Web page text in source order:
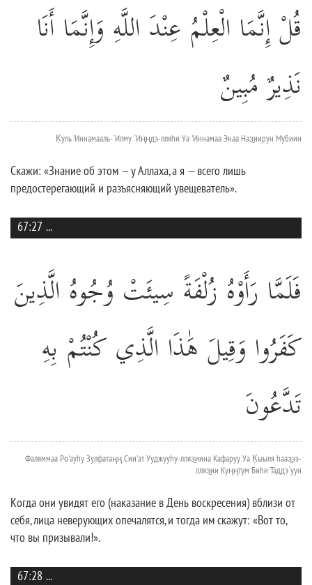
قُلْ إِنَّمَا الْعِلْمُ عِنْدَ اللَّهِ وَإِنَّمَا أَنَا
نَذِيرٌ مُبِينٌ
К̣уль 'Иннамааль-`Илму `Иңңдэ-лляhи Уа 'Иннамаа Энаа Наз̱иирун Мубиин
Скажи: «Знание об этом — у Аллаха, а я — всего лишь
предостерегающий и разъясняющий увещеватель».
67:27 ...
فَلَمَّا رَأَوْهُ زُلْفَةً سِيئَتْ وُجُوهُ الَّذِينَ
كَفَرُوا وَقِيلَ هَٰذَا الَّذِي كُنْتُمْ بِهِ
تَدَّعُونَ
Фаляммаа Ро'ауhу Зулфатаңң Сии'ат Ууджууhу-лляз̱иина Кафаруу Уа К̣ыыля hааз̱ээ-
лляз̱ии Куңңтум Биhи Таддэ`уун
Когда они увидят его (наказание в День воскресения) вблизи от
себя, лица неверующих опечалятся, и тогда им скажут: «Вот то,
что вы призывали!».
67:28 ...